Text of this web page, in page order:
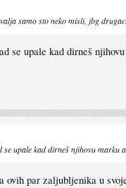
samo sto neko misli, jbg
se upale kad dirneš
se upale kad dirneš njihovu marku
ovih par zaljubljenika u